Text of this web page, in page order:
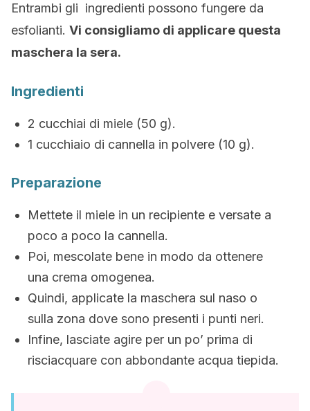
Entrambi gli ingredienti possono fungere da
esfolianti. Vi consigliamo di applicare questa
maschera la sera.
Ingredienti
2 cucchiai di miele (50 g).
1 cucchiaio di cannella in polvere (10 g).
Preparazione
Mettete il miele in un recipiente e versate a
poco a poco la cannella.
Poi, mescolate bene in modo da ottenere
una crema omogenea.
Quindi, applicate la maschera sul naso o
sulla zona dove sono presenti i punti neri.
Infine, lasciate agire per un po’ prima di
risciacquare con abbondante acqua tiepida.